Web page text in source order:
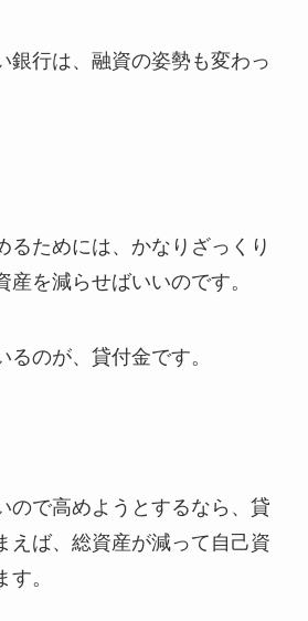
銀行は、融資の姿勢も変わっ
るためには、かなりざっくり
産を減らせばいいのです。
のが、貸付金です。
ので高めようとするなら、貸
えば、総資産が減って自己資
。